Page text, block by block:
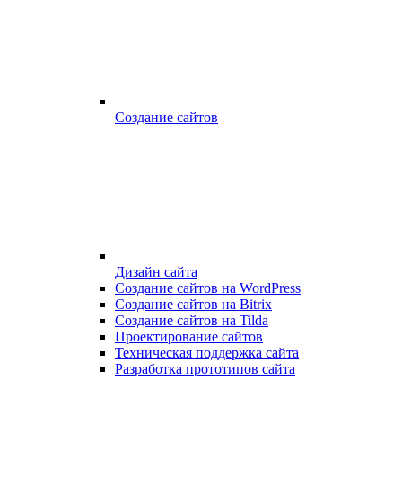
Создание сайтов
Дизайн сайта
Создание сайтов на WordPress
Создание сайтов на Bitrix
Создание сайтов на Tilda
Проектирование сайтов
Техническая поддержка сайта
Разработка прототипов сайта